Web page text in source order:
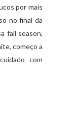
por mais
no final da
fall season,
começo a
com